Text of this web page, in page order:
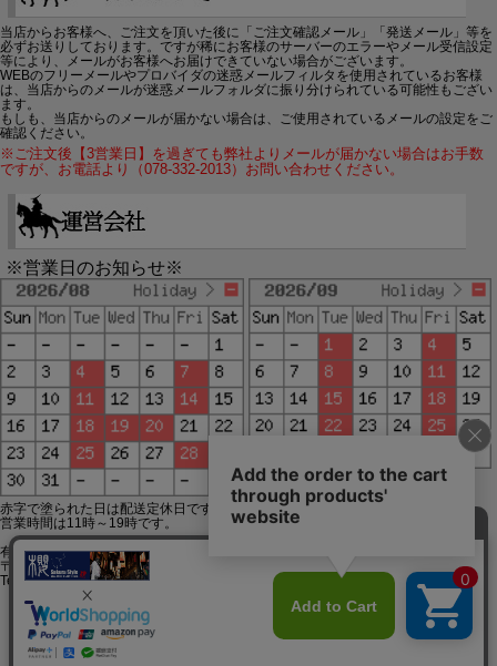
当店からお客様へ、ご注文を頂いた後に「ご注文確認メール」「発送メール」等を
必ずお送りしております。ですが稀にお客様のサーバーのエラーやメール受信設定
等により、メールがお客様へお届けできていない場合がございます。
WEBのフリーメールやプロバイダの迷惑メールフィルタを使用されているお客様
は、当店からのメールが迷惑メールフォルダに振り分けられている可能性もござい
ます。
もしも、当店からのメールが届かない場合は、ご使用されているメールの設定をご
確認ください。
※ご注文後【3営業日】を過ぎても弊社よりメールが届かない場合はお手数
ですが、お電話より（078-332-2013）お問い合わせください。
※営業日のお知らせ※
赤字で塗られた日は配送定休日です。
営業時間は11時～19時です。
有限会社ジップジップ SakuraStyle通販事業部
〒650-0021 神戸市中央区三宮町3-9-19イトウビル1,4F
Tel:078-332-2013 FAX:078-333-6644
SSL/TLSとは?